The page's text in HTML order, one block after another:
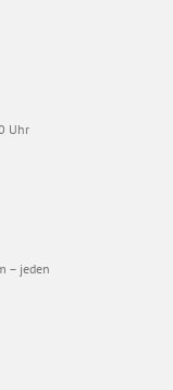
Uhr
– jeden